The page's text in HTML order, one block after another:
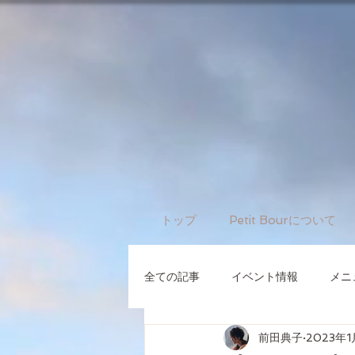
トップ Petit Bourについて
全ての記事 イベント情報 メ
前田典子 2023年1